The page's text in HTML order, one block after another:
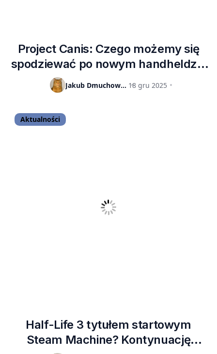
Project Canis: Czego możemy się
spodziewać po nowym handheldzie
Sony? [PLOTKA]
Jakub Dmuchowski 18 gru 2025
Aktualności
Half-Life 3 tytułem startowym
Steam Machine? Kontynuację